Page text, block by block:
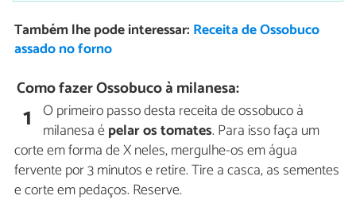
Também lhe pode interessar: Receita de Ossobuco
assado no forno
Como fazer Ossobuco à milanesa:
1 O primeiro passo desta receita de ossobuco à
milanesa épelar os tomates. Para isso faça um
corte em forma de X neles, mergulhe-os em água
fervente por 3 minutos e retire. Tire a casca, as sementes
e corte em pedaços. Reserve.